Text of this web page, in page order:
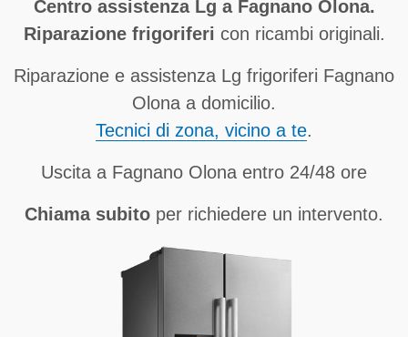
Centro assistenza Lg a Fagnano Olona.
Riparazione frigoriferi con ricambi originali.
Riparazione e assistenza Lg frigoriferi Fagnano
Olona a domicilio.
Tecnici di zona, vicino a te.
Uscita a Fagnano Olona entro 24/48 ore
Chiama subito per richiedere un intervento.